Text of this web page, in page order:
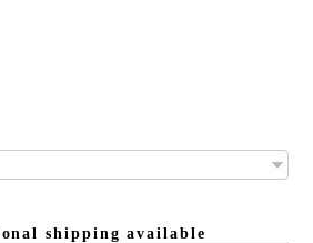
shipping available